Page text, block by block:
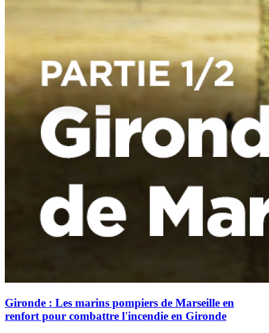
Gironde : Les marins pompiers de Marseille en
renfort pour combattre l'incendie en Gironde